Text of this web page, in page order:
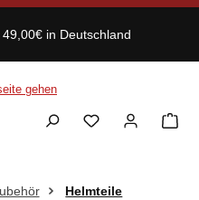
in Deutschland
Helmteile